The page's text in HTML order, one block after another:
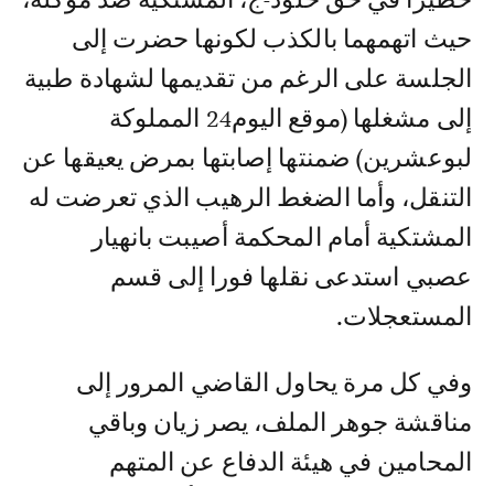
حيث اتهمهما بالكذب لكونها حضرت إلى
الجلسة على الرغم من تقديمها لشهادة طبية
إلى مشغلها (موقع اليوم24 المملوكة
لبوعشرين) ضمنتها إصابتها بمرض يعيقها عن
التنقل، وأما الضغط الرهيب الذي تعرضت له
المشتكية أمام المحكمة أصيبت بانهيار
عصبي استدعى نقلها فورا إلى قسم
المستعجلات.
وفي كل مرة يحاول القاضي المرور إلى
مناقشة جوهر الملف، يصر زيان وباقي
المحامين في هيئة الدفاع عن المتهم